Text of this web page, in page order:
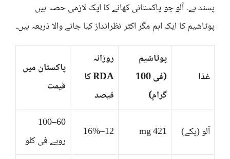
پسند ہے۔ آلو جو پاکستانی کھانے کا ایک لازمی حصہ ہیں
پوٹاشیم کا ایک اہم مگر اکثر نظرانداز کیا جانے والا ذریعہ ہیں۔
غذا
پوٹاشیم
(فی 100
گرام)
روزانہ
RDA کا
فیصد
پاکستان میں
قیمت
آلو (پکے) 421 mg
12–16%
60–100
روپے فی کلو